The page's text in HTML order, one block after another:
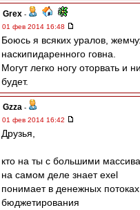
Grex -
01 фев 2014 16:48
Боюсь я всяких уралов,
наскипидаренного говна.
Могут легко ногу оторвать и
будет.
Gzza -
01 фев 2014 16:42
Друзья,
кто на ты с большими
на самом деле знает exel
понимает в денежных
бюджетирования